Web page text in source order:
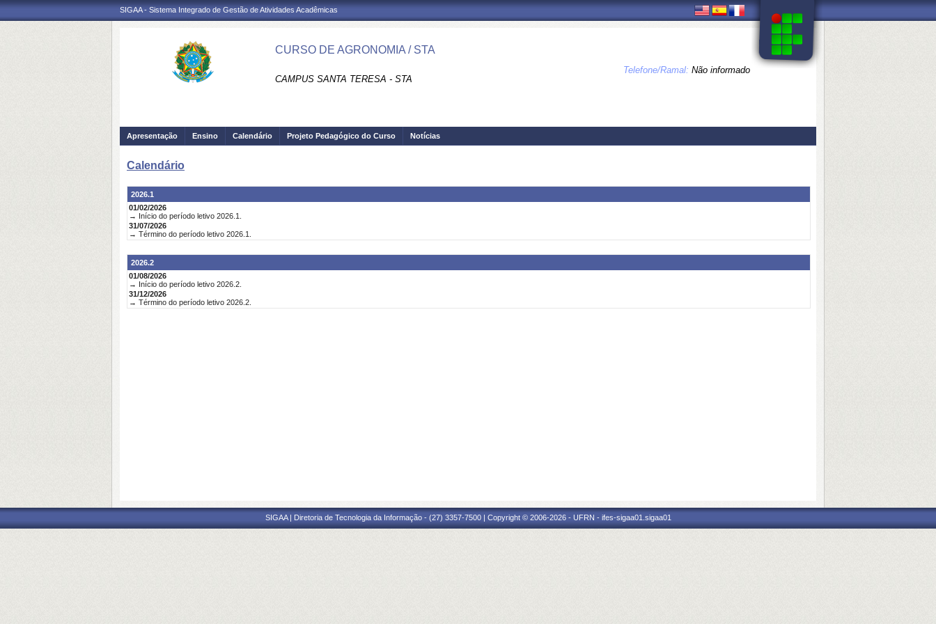
SIGAA - Sistema Integrado de Gestão de Atividades Acadêmicas
CURSO DE AGRONOMIA / STA
CAMPUS SANTA TERESA - STA
Telefone/Ramal: Não informado
Apresentação Ensino Calendário Projeto Pedagógico do Curso Notícias
Calendário
2026.1
01/02/2026
→ Início do período letivo 2026.1.
31/07/2026
→ Término do período letivo 2026.1.
2026.2
01/08/2026
→ Início do período letivo 2026.2.
31/12/2026
→ Término do período letivo 2026.2.
SIGAA | Diretoria de Tecnologia da Informação - (27) 3357-7500 | Copyright © 2006-2026 - UFRN - ifes-sigaa01.sigaa01